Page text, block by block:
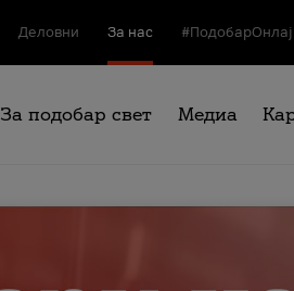
Деловни За нас
За подобар свет Медиа